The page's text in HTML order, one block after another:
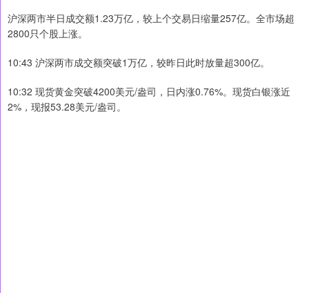
沪深两市半日成交额1.23万亿，较上个交易日缩量257亿。全市场超
2800只个股上涨。
10:43 沪深两市成交额突破1万亿，较昨日此时放量超300亿。
10:32 现货黄金突破4200美元/盎司，日内涨0.76%。现货白银涨近
2%，现报53.28美元/盎司。